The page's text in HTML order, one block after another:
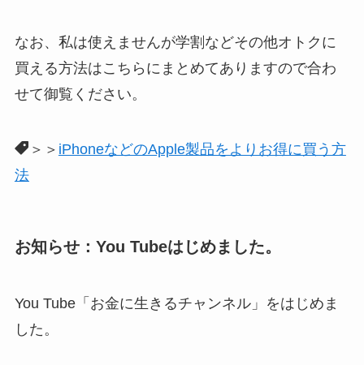
なお、私は使えませんが学割などその他オトクに
買える方法はこちらにまとめてありますので合わ
せて御覧ください。
＞＞ iPhoneなどのApple製品をよりお得に買う方
法
お知らせ：You Tubeはじめました。
You Tube「お金に生きるチャンネル」をはじめま
した。